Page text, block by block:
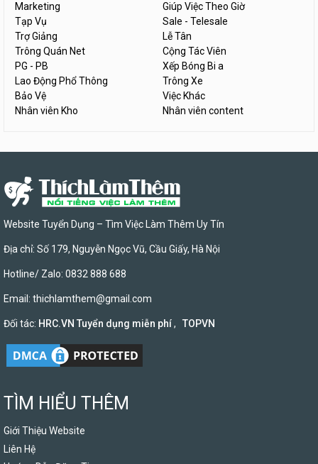
Marketing
Giúp Việc Theo Giờ
Tạp Vụ
Sale - Telesale
Trợ Giảng
Lễ Tân
Trông Quán Net
Cộng Tác Viên
PG - PB
Xếp Bóng Bi a
Lao Động Phổ Thông
Trông Xe
Bảo Vệ
Việc Khác
Nhân viên Kho
Nhân viên content
Website Tuyển Dụng – Tìm Việc Làm Thêm Uy Tín
Địa chỉ: Số 179, Nguyễn Ngọc Vũ, Cầu Giấy, Hà Nội
Hotline/ Zalo: 0832 888 688
Email: thichlamthem@gmail.com
Đối tác: HRC.VN Tuyển dụng miễn phí, TOPVN
TÌM HIỂU THÊM
Giới Thiệu Website
Liên Hệ